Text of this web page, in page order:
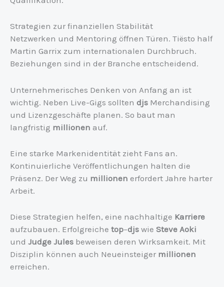
Strategien zur finanziellen Stabilität
Netzwerken und Mentoring öffnen Türen. Tiësto half
Martin Garrix zum internationalen Durchbruch.
Beziehungen sind in der Branche entscheidend.
Unternehmerisches Denken von Anfang an ist
wichtig. Neben Live-Gigs sollten djs Merchandising
und Lizenzgeschäfte planen. So baut man
langfristig millionen auf.
Eine starke Markenidentität zieht Fans an.
Kontinuierliche Veröffentlichungen halten die
Präsenz. Der Weg zu millionen erfordert Jahre harter
Arbeit.
Diese Strategien helfen, eine nachhaltige Karriere
aufzubauen. Erfolgreiche top–djs wie Steve Aoki
und Judge Jules beweisen deren Wirksamkeit. Mit
Disziplin können auch Neueinsteiger millionen
erreichen.